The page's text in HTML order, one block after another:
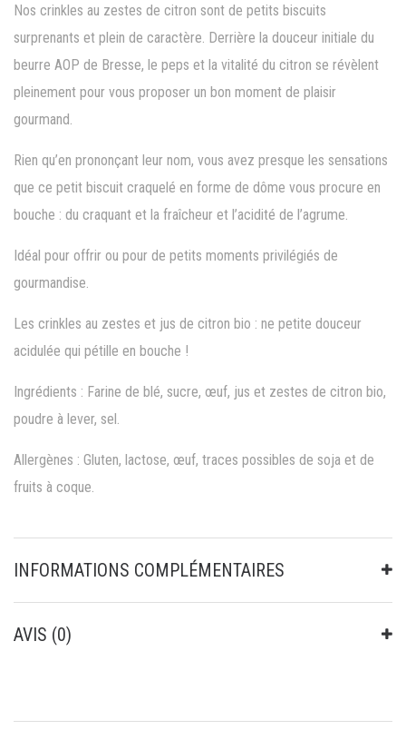
Nos crinkles au zestes de citron sont de petits biscuits
surprenants et plein de caractère. Derrière la douceur initiale du
beurre AOP de Bresse, le peps et la vitalité du citron se révèlent
pleinement pour vous proposer un bon moment de plaisir
gourmand.
Rien qu’en prononçant leur nom, vous avez presque les sensations
que ce petit biscuit craquelé en forme de dôme vous procure en
bouche : du craquant et la fraîcheur et l’acidité de l’agrume.
Idéal pour offrir ou pour de petits moments privilégiés de
gourmandise.
Les crinkles au zestes et jus de citron bio : ne petite douceur
acidulée qui pétille en bouche !
Ingrédients : Farine de blé, sucre, œuf, jus et zestes de citron bio,
poudre à lever, sel.
Allergènes : Gluten, lactose, œuf, traces possibles de soja et de
fruits à coque.
INFORMATIONS COMPLÉMENTAIRES
AVIS (0)